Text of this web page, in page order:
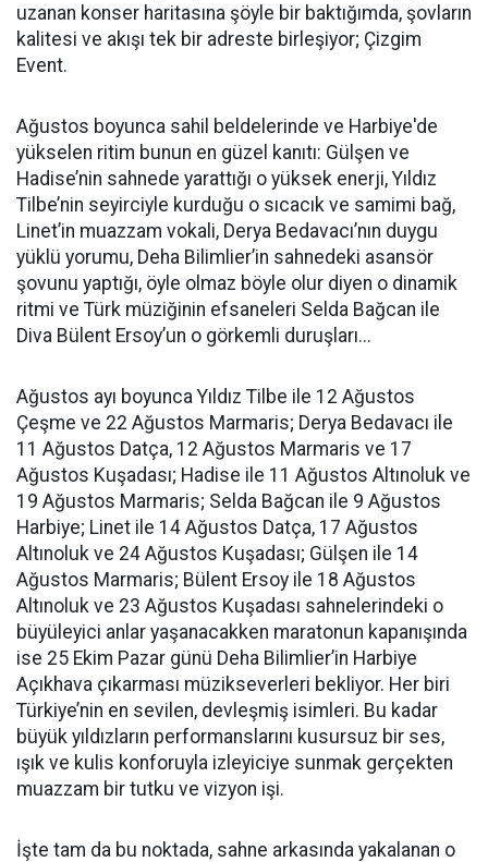
uzanan konser haritasına şöyle bir baktığımda, şovların
kalitesi ve akışı tek bir adreste birleşiyor; Çizgim
Event.
Ağustos boyunca sahil beldelerinde ve Harbiye'de
yükselen ritim bunun en güzel kanıtı: Gülşen ve
Hadise’nin sahnede yarattığı o yüksek enerji, Yıldız
Tilbe’nin seyirciyle kurduğu o sıcacık ve samimi bağ,
Linet’in muazzam vokali, Derya Bedavacı’nın duygu
yüklü yorumu, Deha Bilimlier’in sahnedeki asansör
şovunu yaptığı, öyle olmaz böyle olur diyen o dinamik
ritmi ve Türk müziğinin efsaneleri Selda Bağcan ile
Diva Bülent Ersoy’un o görkemli duruşları...
Ağustos ayı boyunca Yıldız Tilbe ile 12 Ağustos
Çeşme ve 22 Ağustos Marmaris; Derya Bedavacı ile
11 Ağustos Datça, 12 Ağustos Marmaris ve 17
Ağustos Kuşadası; Hadise ile 11 Ağustos Altınoluk ve
19 Ağustos Marmaris; Selda Bağcan ile 9 Ağustos
Harbiye; Linet ile 14 Ağustos Datça, 17 Ağustos
Altınoluk ve 24 Ağustos Kuşadası; Gülşen ile 14
Ağustos Marmaris; Bülent Ersoy ile 18 Ağustos
Altınoluk ve 23 Ağustos Kuşadası sahnelerindeki o
büyüleyici anlar yaşanacakken maratonun kapanışında
ise 25 Ekim Pazar günü Deha Bilimlier’in Harbiye
Açıkhava çıkarması müzikseverleri bekliyor. Her biri
Türkiye’nin en sevilen, devleşmiş isimleri. Bu kadar
büyük yıldızların performanslarını kusursuz bir ses,
ışık ve kulis konforuyla izleyiciye sunmak gerçekten
muazzam bir tutku ve vizyon işi.
İşte tam da bu noktada, sahne arkasında yakalanan o